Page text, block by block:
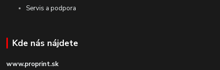
Servis a podpora
Kde nás nájdete
www.proprint.sk